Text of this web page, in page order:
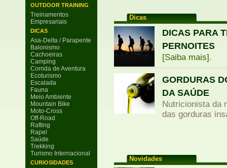
OUTDOOR TRAINING
Treinamentos
Empresariais
DICAS
Asa-Delta / Parapente
Balonismo
Cachoeiras
Camping
Corrida de Aventura
Ecoturismo
Escalada
Fauna
Meio Ambiente
Mountain Bike
Moto-Cross
Off-Road
Rafting
Rapel
Saúde
Trekking
Turismo Internacional
CURIOSIDADES
Dicas
DICAS PARA
PERNOITES
[Saiba mais].
GORDURAS
DA SAÚDE
Nutricionista da
das gorduras
Novidades